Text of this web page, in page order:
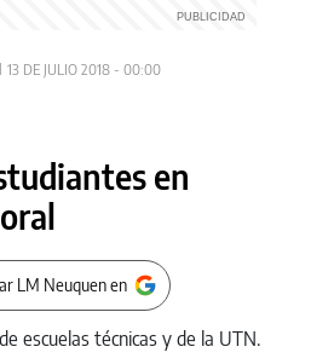
13 DE JULIO 2018 - 00:00
en
LM Neuquen en